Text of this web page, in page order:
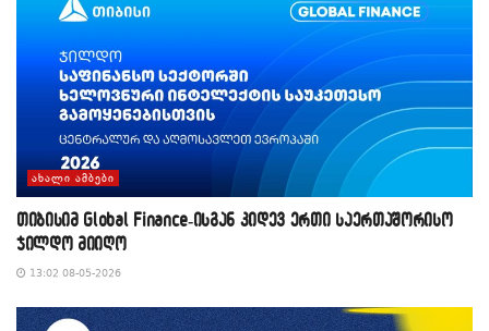
ᲐᲮᲐᲚᲘ ᲐᲛᲑᲔᲑᲘ
თიბისიმ Global Finance-ისგან კიდევ ერთი საერთაშორისო
ჯილდო მიიღო
13:02 08-05-2026